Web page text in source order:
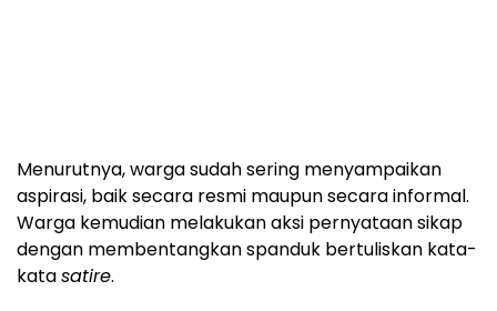
Menurutnya, warga sudah sering menyampaikan
aspirasi, baik secara resmi maupun secara informal.
Warga kemudian melakukan aksi pernyataan sikap
dengan membentangkan spanduk bertuliskan kata-
katasatire.